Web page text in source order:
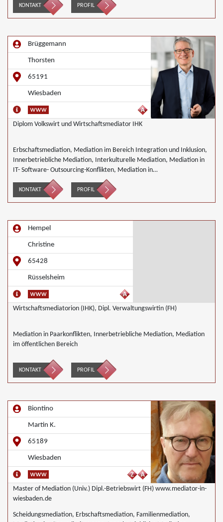
KONTAKT PROFIL
Brüggemann
Thorsten
65191
Wiesbaden
Diplom Volkswirt und Wirtschaftsmediator IHK
Erbschaftsmediation, Mediation im Bereich Integration und Inklusion,
Innerbetriebliche Mediation, Interkulturelle Mediation, Mediation in
IT- Software- Outsourcing-Konflikten, Mediation in
Telekommunikationsprojekten, Mediation von Generationskonflikten,
Mediation bei Gesellschafterkonflikten, Mediation im öffentlichen
Bereich, Mediation bei Team- und Gruppenkonflikten, Mediation von
KONTAKT PROFIL
Hempel
Christine
65428
Rüsselsheim
Wirtschaftsmediatorion (IHK), Dipl. Verwaltungswirtin (FH)
Mediation in Paarkonflikten, Innerbetriebliche Mediation, Mediation
im öffentlichen Bereich
KONTAKT PROFIL
Biontino
Martin K.
65189
Wiesbaden
Master of Mediation (Univ.) Dipl.-Betriebswirt (FH) www.mediator-in-
wiesbaden.de
Scheidungsmediation, Erbschaftsmediation, Familienmediation,